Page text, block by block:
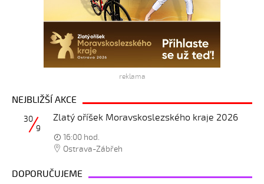
reklama
NEJBLIŽŠÍ AKCE
Zlatý oříšek Moravskoslezského kraje 2026
30
9
16:00 hod.
Ostrava-Zábřeh
DOPORUČUJEME